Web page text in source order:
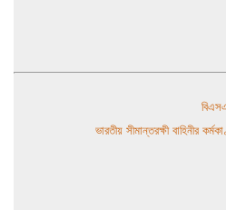
ভারতীয় সীমান্তরক্ষী বাহিনীর